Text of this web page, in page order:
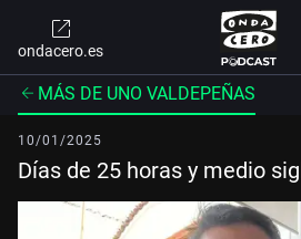
ondacero.es
MÁS DE UNO VALDEPEÑAS
10/01/2025
Días de 25 horas y medio